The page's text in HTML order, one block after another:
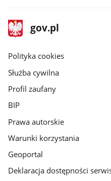
stopka
gov.pl
Strona
gov.pl
gov.pl
Polityka cookies
Służba cywilna
Profil zaufany
BIP
Prawa autorskie
Warunki korzystania
Geoportal
Deklaracja dostępności